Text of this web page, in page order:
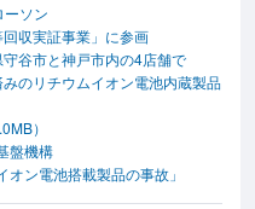
ソン
収実証事業」に参画
谷市と神戸市内の4店舗で
のリチウムイオン電池内蔵製品
）
盤機構
ン電池搭載製品の事故」